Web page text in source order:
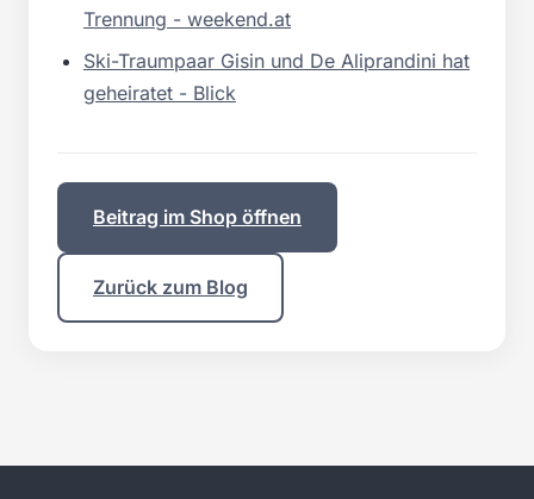
Trennung - weekend.at
Ski-Traumpaar Gisin und De Aliprandini hat
geheiratet - Blick
Beitrag im Shop öffnen
Zurück zum Blog